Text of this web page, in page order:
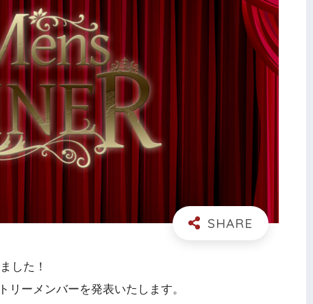
した！
リーメンバーを発表いたします。